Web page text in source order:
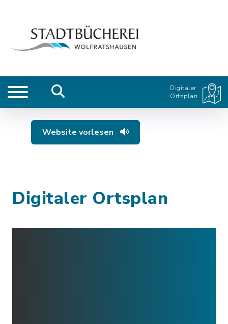
Digitaler
Ortsplan
Website vorlesen
Digitaler Ortsplan